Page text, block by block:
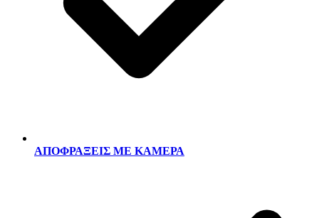
ΑΠΟΦΡΑΞΕΙΣ ΜΕ ΚΑΜΕΡΑ